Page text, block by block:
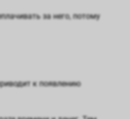
за него, потому
к появлению